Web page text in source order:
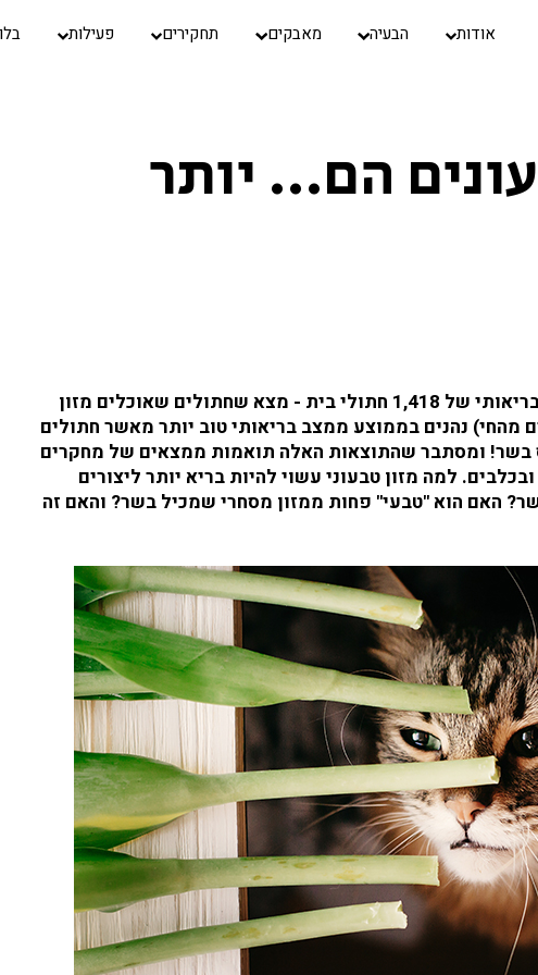
אודות הבעיה מאבקים תחקירים פעילות
הם… יותר
מחקר חדש שבדק את מצבם הבריאותי של 1,418 חתולי בית - מצא שחתולים שאוכלים מזון
מהחי) נהנים בממוצע ממצב בריאותי טוב יותר מאשר חתולים
בשר! ומסתבר שהתוצאות האלה תואמות ממצאים של מחקרים
למה מזון טבעוני עשוי להיות בריא יותר ליצורים
האם הוא "טבעי" פחות ממזון מסחרי שמכיל בשר? והאם זה